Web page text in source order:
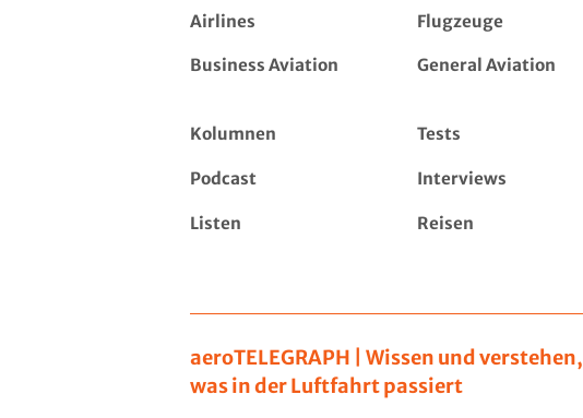
Airlines Flugzeuge
Business Aviation General Aviation
Kolumnen Tests
Podcast Interviews
Listen Reisen
aeroTELEGRAPH | Wissen und verstehen,
was in der Luftfahrt passiert